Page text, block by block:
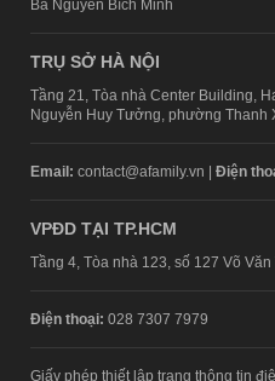
Bà Nguyễn Bích Minh
TRỤ SỞ HÀ NỘI
Tầng 21, Tòa nhà Center Building,
Nguyễn Huy Tưởng, phường Thanh
Email: contact@afamily.vn | Điện
VPĐD TẠI TP.HCM
Tầng 4, Tòa nhà 123, số 127 Võ
Điện thoại: 028 7307 7979
Giấy phép thiết lập trang thông tin